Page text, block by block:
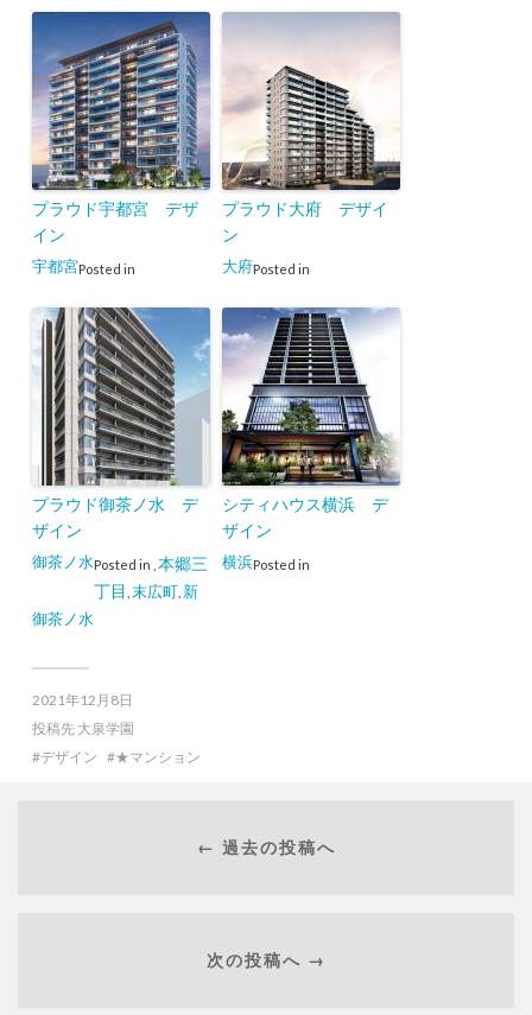
プラウド宇都宮 デザ
イン
Posted in
宇都宮
プラウド大府 デザイ
ン
Posted in
大府
プラウド御茶ノ水 デ
ザイン
Posted in
御茶ノ水
本郷三
丁目 末広町, 新
御茶ノ水
シティハウス横浜 デ
ザイン
Posted in
横浜
2021年12月8日
投稿先 大泉学園
デザイン
★マンション
← 過去の投稿へ
次の投稿へ →